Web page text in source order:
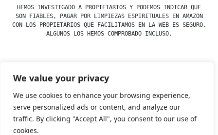
We value your privacy
We use cookies to enhance your browsing experience,
serve personalized ads or content, and analyze our
traffic. By clicking "Accept All", you consent to our use of
cookies.
HEMOS INVESTIGADO A PROPIETARIOS Y PODEMOS INDICAR QUE
SON FIABLES, PAGAR POR LIMPIEZAS ESPIRITUALES EN AMAZON
CON LOS PROPIETARIOS QUE FACILITAMOS EN LA WEB ES SEGURO,
ALGUNOS LOS HEMOS COMPROBADO INCLUSO.
Posted
esdfninj34 23 December, 2019
Tienda Esotérica Online – Librería Esotérica,Proudly